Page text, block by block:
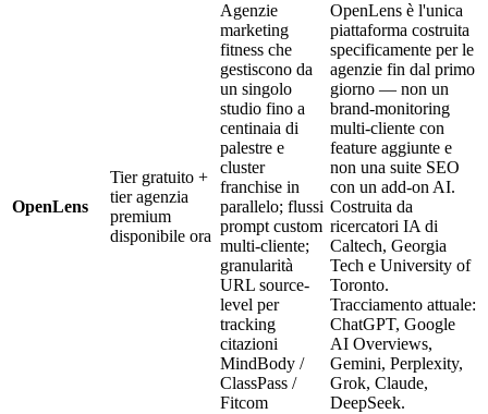
OpenLens
Tier gratuito +
tier agenzia
premium
disponibile ora
Agenzie
marketing
fitness che
gestiscono da
un singolo
studio fino a
centinaia di
palestre e
cluster
franchise in
parallelo; flussi
prompt custom
multi-cliente;
granularità
URL source-
level per
tracking
citazioni
MindBody /
ClassPass /
Fitcom
OpenLens è l'unica
piattaforma costruita
specificamente per le
agenzie fin dal primo
giorno — non un
brand-monitoring
multi-cliente con
feature aggiunte e
non una suite SEO
con un add-on AI.
Costruita da
ricercatori IA di
Caltech, Georgia
Tech e University of
Toronto.
Tracciamento attuale:
ChatGPT, Google
AI Overviews,
Gemini, Perplexity,
Grok, Claude,
DeepSeek.